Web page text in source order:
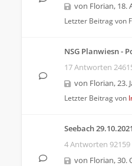
von Florian, 18.
Letzter Beitrag von
NSG Planwiesn -
17 Antworten
von Florian,23.
Letzter Beitrag von
Seebach 29.10.2021
4 Antworten
von Florian,30.